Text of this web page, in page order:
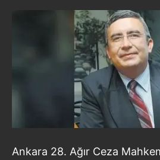
Ankara 28. Ağır Ceza